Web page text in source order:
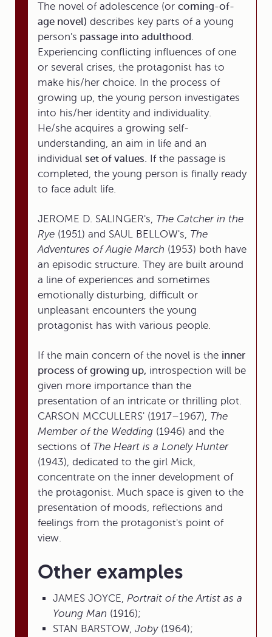
The novel of adolescence (or coming-of-
age novel) describes key parts of a young
person's passage into adulthood.
Experiencing conflicting influences of one
or several crises, the protagonist has to
make his/her choice. In the process of
growing up, the young person investigates
into his/her identity and individuality.
He/she acquires a growing self-
understanding, an aim in life and an
individual set of values. If the passage is
completed, the young person is finally ready
to face adult life.
JEROME D. SALINGER's, The Catcher in the
Rye (1951) and SAUL BELLOW's, The
Adventures of Augie March (1953) both have
an episodic structure. They are built around
a line of experiences and sometimes
emotionally disturbing, difficult or
unpleasant encounters the young
protagonist has with various people.
If the main concern of the novel is the inner
process of growing up, introspection will be
given more importance than the
presentation of an intricate or thrilling plot.
CARSON MCCULLERS' (1917–1967), The
Member of the Wedding (1946) and the
sections of The Heart is a Lonely Hunter
(1943), dedicated to the girl Mick,
concentrate on the inner development of
the protagonist. Much space is given to the
presentation of moods, reflections and
feelings from the protagonist's point of
view.
Other examples
JAMES JOYCE, Portrait of the Artist as a
Young Man (1916);
STAN BARSTOW, Joby(1964);